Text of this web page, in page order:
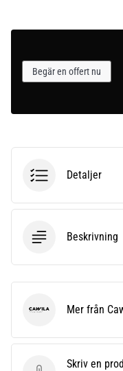
Begär en offert nu
Detaljer
Beskrivning
Skriv en
Cawila Mer från